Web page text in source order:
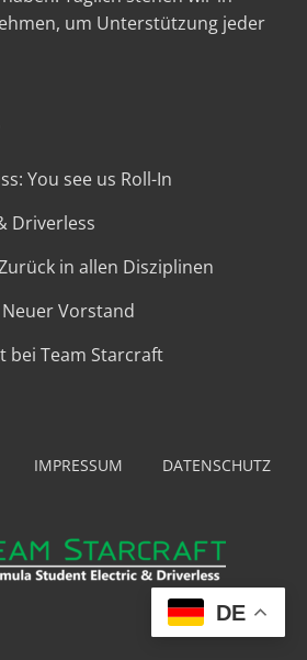
um Unterstützung jeder
You see us Roll-In
Driverless
in allen Disziplinen
Vorstand
bei Team Starcraft
IMPRESSUM DATENSCHUTZ
DE